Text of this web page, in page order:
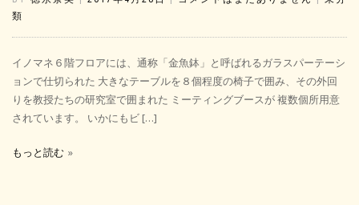
類
イノマネ６階フロアには、通称「金魚鉢」と呼ばれるガラスパーテーシ
ョンで仕切られた 大きなテーブルを８個程度の椅子で囲み、その外回
りを教授たちの研究室で囲まれた ミーティングブースが 複数個所用意
されています。 いかにもビ […]
もっと読む